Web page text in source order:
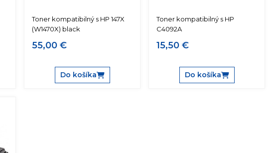
Toner kompatibilný s HP 147X
(W1470X) black
55,00 €
Do košíka
Toner kompatibilný s HP
C4092A
15,50 €
Do košíka